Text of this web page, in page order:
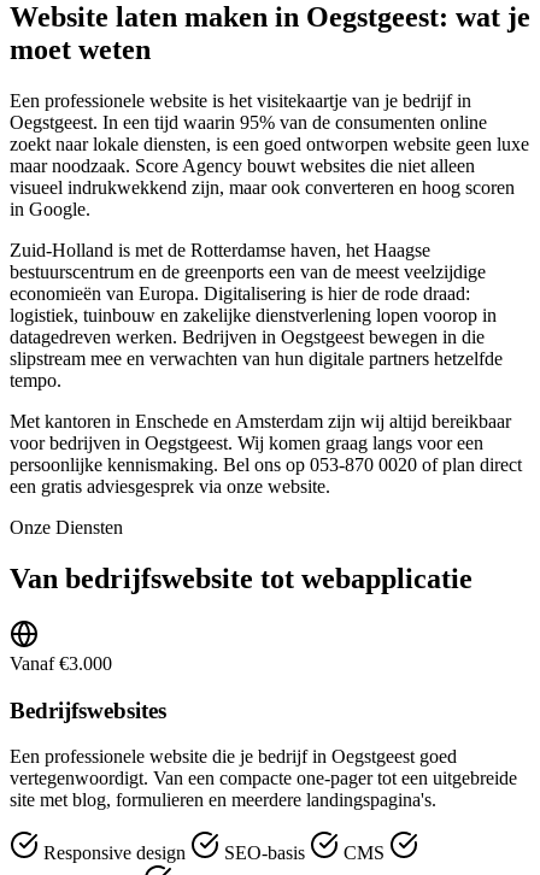
Website laten maken in Oegstgeest: wat je
moet weten
Een professionele website is het visitekaartje van je bedrijf in
Oegstgeest. In een tijd waarin 95% van de consumenten online
zoekt naar lokale diensten, is een goed ontworpen website geen luxe
maar noodzaak. Score Agency bouwt websites die niet alleen
visueel indrukwekkend zijn, maar ook converteren en hoog scoren
in Google.
Zuid-Holland is met de Rotterdamse haven, het Haagse
bestuurscentrum en de greenports een van de meest veelzijdige
economieën van Europa. Digitalisering is hier de rode draad:
logistiek, tuinbouw en zakelijke dienstverlening lopen voorop in
datagedreven werken. Bedrijven in Oegstgeest bewegen in die
slipstream mee en verwachten van hun digitale partners hetzelfde
tempo.
Met kantoren in Enschede en Amsterdam zijn wij altijd bereikbaar
voor bedrijven in Oegstgeest. Wij komen graag langs voor een
persoonlijke kennismaking. Bel ons op 053-870 0020 of plan direct
een gratis adviesgesprek via onze website.
Onze Diensten
Van bedrijfswebsite tot webapplicatie
Vanaf €3.000
Bedrijfswebsites
Een professionele website die je bedrijf in Oegstgeest goed
vertegenwoordigt. Van een compacte one-pager tot een uitgebreide
site met blog, formulieren en meerdere landingspagina's.
Responsive design SEO-basis
CMS